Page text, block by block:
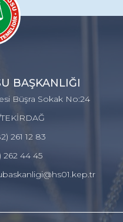
BAŞKANLIĞI
Büşra Sokak No:24
261 12 83
262 44 45